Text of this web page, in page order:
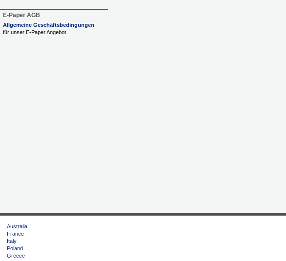
E-Paper AGB
Allgemeine Geschäftsbedingungen
für unser E-Paper Angebot.
Australia
France
Italy
Poland
Greece